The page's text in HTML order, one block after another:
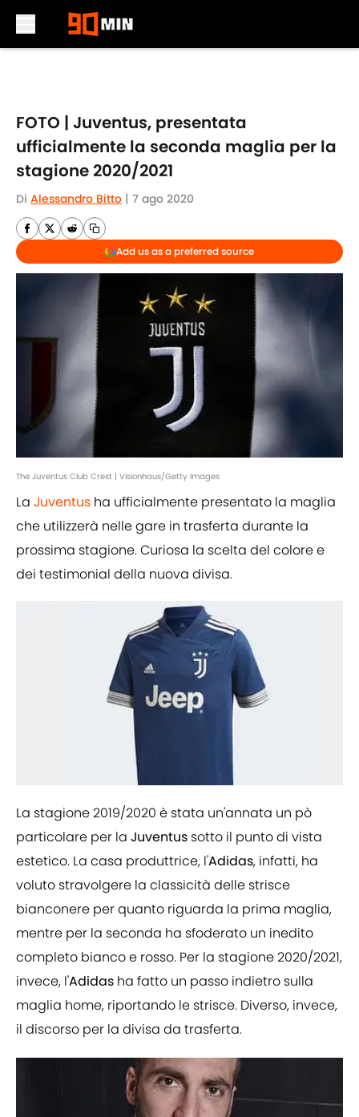
FOTO | Juventus, presentata
ufficialmente la seconda maglia per la
stagione 2020/2021
Di Alessandro Bitto | 7 ago 2020
Add us as a preferred source
The Juventus Club Crest | Visionhaus/Getty Images
La Juventus ha ufficialmente presentato la maglia
che utilizzerà nelle gare in trasferta durante la
prossima stagione. Curiosa la scelta del colore e
dei testimonial della nuova divisa.
La stagione 2019/2020 è stata un'annata un pò
particolare per la Juventus sotto il punto di vista
estetico. La casa produttrice, l'Adidas, infatti, ha
voluto stravolgere la classicità delle strisce
bianconere per quanto riguarda la prima maglia,
mentre per la seconda ha sfoderato un inedito
completo bianco e rosso. Per la stagione 2020/2021,
invece, l'Adidas ha fatto un passo indietro sulla
maglia home, riportando le strisce. Diverso, invece,
il discorso per la divisa da trasferta.